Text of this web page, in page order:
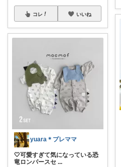
コレ いいね
yuara＊プレママ
🤍可愛すぎて気になっている恐
竜ロンパースセ ...